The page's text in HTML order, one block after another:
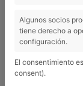
Le Camping
ping-pong,
préfèrent ces
Algunos socios
tiene derecho a
configuración.
El consentimiento
consent).